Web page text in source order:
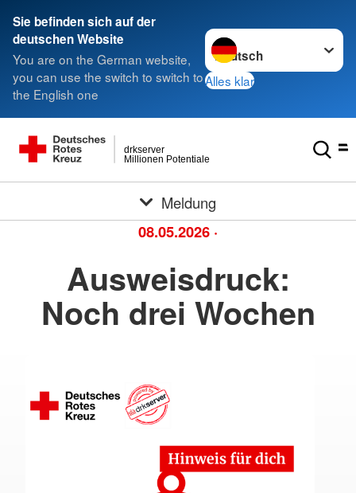
Sie befinden sich auf der
deutschen Website
You are on the German website,
you can use the switch to switch to
the English one
Sprache wechseln zu
Alles klar
Millionen Potentiale
drkserver
Meldung
08.05.2026 ·
Ausweisdruck:
Noch drei Wochen